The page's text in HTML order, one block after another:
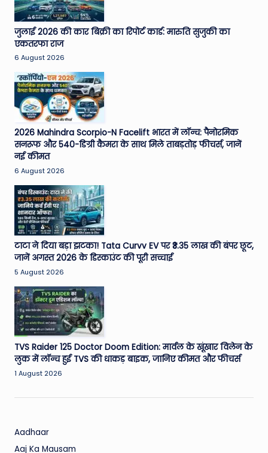
s
A
ro
u
n
d
T
h
e
W
o
rl
d
जुलाई 2026 की कार बिक्री का रिपोर्ट कार्ड: मारुति सुजुकी का
एकतरफा राज
6 August 2026
2026 Mahindra Scorpio-N Facelift भारत में लॉन्च: पैनोरमिक
सनरूफ और 540-डिग्री कैमरा के साथ मिले ताबड़तोड़ फीचर्स, जानें
नई कीमत
6 August 2026
टाटा ने दिया बड़ा झटका! Tata Curvv EV पर ₹3.35 लाख की बंपर छूट,
जानें अगस्त 2026 के डिस्काउंट की पूरी सच्चाई
5 August 2026
TVS Raider 125 Doctor Doom Edition: मार्वल के खूंखार विलेन के
लुक में लॉन्च हुई TVS की धाकड़ बाइक, जानिए कीमत और फीचर्स
1 August 2026
Aadhaar
Aaj Ka Mausam